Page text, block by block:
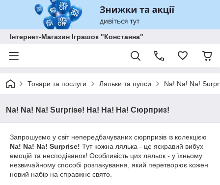
Інтернет-Магазин Іграшок "Констанна"
Товари та послуги Ляльки та пупси Na! Na! Na!
Na! Na! Na! Surprise! На! На! На! Сюрприз!
Запрошуємо у світ непередбачуваних сюрпризів із колекцією
Na! Na! Na! Surprise! Тут кожна лялька - це яскравий вибух
емоцій та несподіванок! Особливість цих ляльок - у їхньому
незвичайному способі розпакування, який перетворює кожен
новий набір на справжнє свято.